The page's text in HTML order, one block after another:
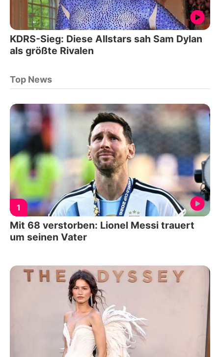
KDRS-Sieg: Diese Allstars sah Sam Dylan
als größte Rivalen
Top News
1
Mit 68 verstorben: Lionel Messi trauert
um seinen Vater